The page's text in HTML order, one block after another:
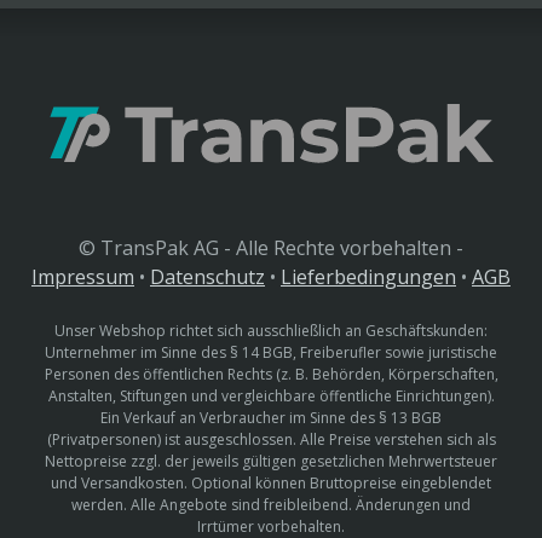
© TransPak AG - Alle Rechte vorbehalten -
Impressum • Datenschutz • Lieferbedingungen • AGB
Unser Webshop richtet sich ausschließlich an Geschäftskunden:
Unternehmer im Sinne des § 14 BGB, Freiberufler sowie juristische
Personen des öffentlichen Rechts (z. B. Behörden, Körperschaften,
Anstalten, Stiftungen und vergleichbare öffentliche Einrichtungen).
Ein Verkauf an Verbraucher im Sinne des § 13 BGB
(Privatpersonen) ist ausgeschlossen. Alle Preise verstehen sich als
Nettopreise zzgl. der jeweils gültigen gesetzlichen Mehrwertsteuer
und Versandkosten. Optional können Bruttopreise eingeblendet
werden. Alle Angebote sind freibleibend. Änderungen und
Irrtümer vorbehalten.